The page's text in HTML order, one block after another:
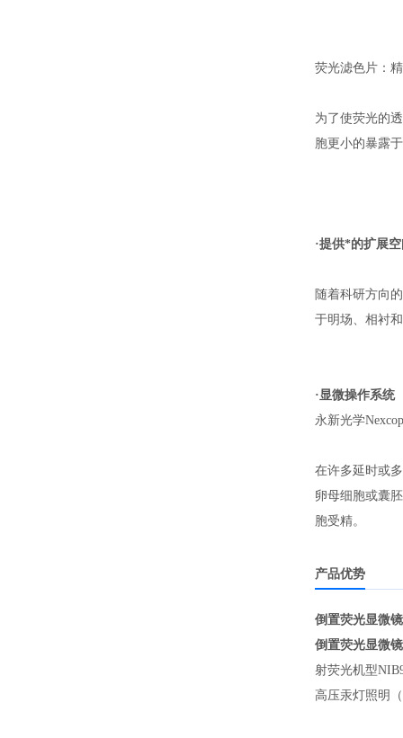
荧光滤色片：
为了使荧光的
胞更小的暴露
·提供*的扩展
随着科研方向
于明场、相衬
·显微操作系统
永新光学
在许多延时或
卵母细胞或囊
胞受精。
产品优势
倒置荧光显微
倒置荧光显微
射荧光机型
高压汞灯照明